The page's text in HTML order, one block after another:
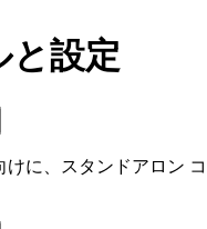
と設定
に、スタンドアロン